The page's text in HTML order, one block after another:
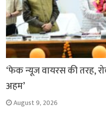
‘फेक न्यूज वायरस की तरह,
अहम’
August 9, 2026